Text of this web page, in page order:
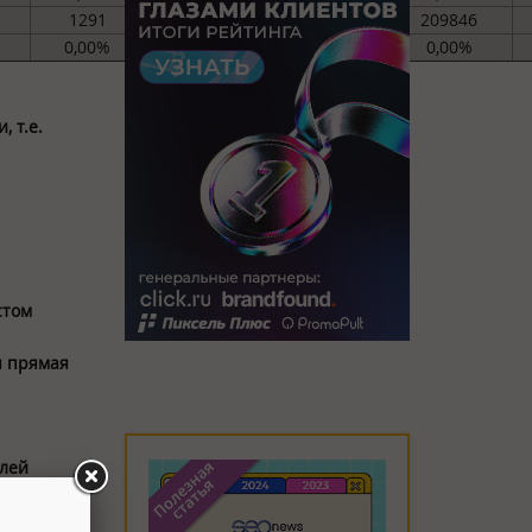
1291 209826 1291
209846
0,00% -0,01% 0,00% 0,00%
т.е.
прямая